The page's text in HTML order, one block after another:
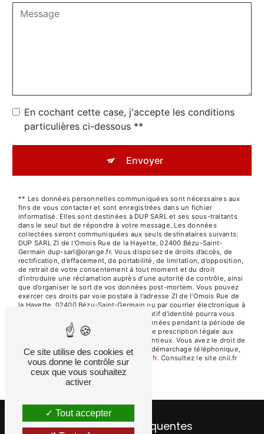
En cochant cette case, j'accepte les conditions
particulières ci-dessous **
Envoyer
** Les données personnelles communiquées sont nécessaires aux
fins de vous contacter et sont enregistrées dans un fichier
informatisé. Elles sont destinées à DUP SARL et ses sous-traitants
dans le seul but de répondre à votre message. Les données
collectées seront communiquées aux seuls destinataires suivants:
DUP SARL ZI de l'Omois Rue de la Hayette, 02400 Bézu-Saint-
Germain dup-sarl@orange.fr. Vous disposez de droits d’accès, de
rectification, d’effacement, de portabilité, de limitation, d’opposition,
de retrait de votre consentement à tout moment et du droit
d’introduire une réclamation auprès d’une autorité de contrôle, ainsi
que d’organiser le sort de vos données post-mortem. Vous pouvez
exercer ces droits par voie postale à l'adresse ZI de l'Omois Rue de
la Hayette, 02400 Bézu-Saint-Germain ou par courrier électronique à
l'adresse dup-sarl@orange.fr. Un justificatif d'identité pourra vous
être demandé. Nous conservons vos données pendant la période de
prise de contact puis pendant la durée de prescription légale aux
fins probatoires et de gestion des contentieux. Vous avez le droit de
vous inscrire sur la liste d'opposition au démarchage téléphonique,
disponible à cette adresse: Bloctel.gouv.fr. Consultez le site cnil.fr
pour plus d’informations sur vos droits.
Recherches fréquentes
Ce site utilise des cookies et
vous donne le contrôle sur
ceux que vous souhaitez
activer
Tout accepter